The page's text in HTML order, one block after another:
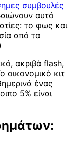
συμβουλές
αυτό
το φως και
από τα
ακριβά flash,
κιτ
ένας
5% είναι